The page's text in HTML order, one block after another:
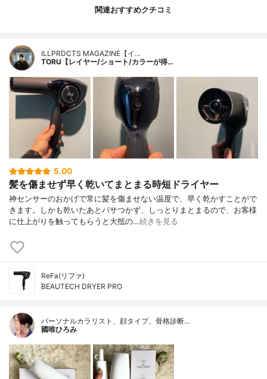
関連おすすめクチコミ
ILLPRDCTS MAGAZINE【イ…
TORU【レイヤー/ショート/カラーが得…
5.00
髪を傷ませず早く乾いてまとまる時短ドライヤー
神センサーのおかげで常に髪を傷ませない温度で、早く乾かすことがで
きます。しかも乾いたあとパサつかず、しっとりまとまるので、お客様
に仕上がりを触ってもらうと大抵の…続きを見る
ReFa(リファ)
BEAUTECH DRYER PRO
パーソナルカラリスト、顔タイプ、骨格診断…
國唯ひろみ